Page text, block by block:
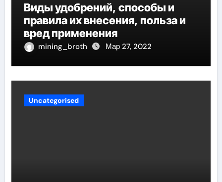
Виды удобрений, способы и
правила их внесения, польза и
вред применения
mining_broth Мар 27, 2022
Uncategorised